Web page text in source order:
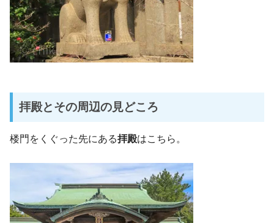
拝殿とその周辺の見どころ
楼門をくぐった先にある拝殿はこちら。